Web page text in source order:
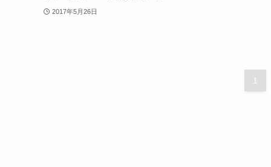
2017年5月26日
1